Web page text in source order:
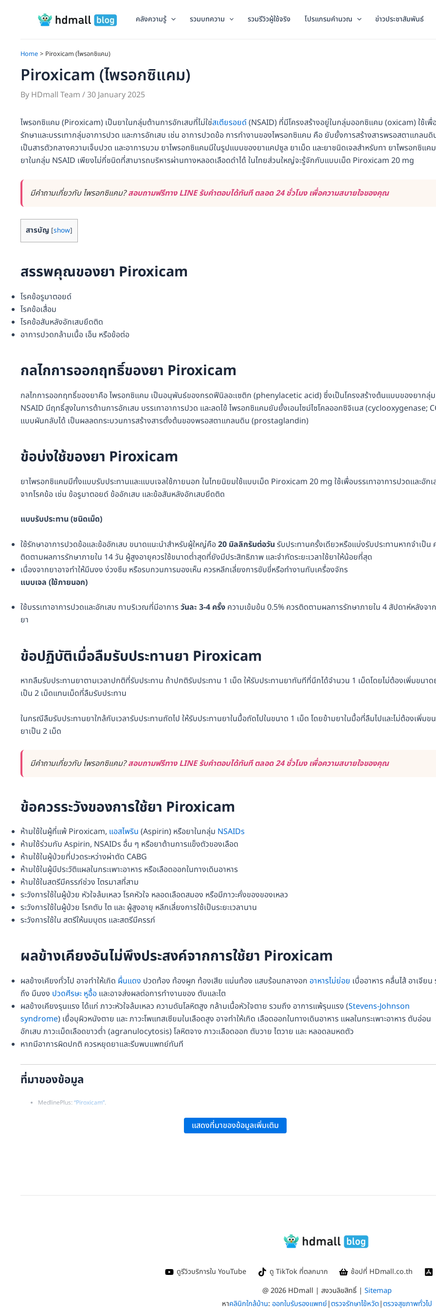
คลังความรู้ รวมบทความ รวมรีวิวผู้ใช้จริง โปรแกรมคำนวณ ข่าวประชาสัมพันธ์
Home Piroxicam (ไพรอกซิแคม)
Piroxicam (ไพรอกซิแคม)
By HDmall Team /30 January 2025
ไพรอกซิแคม (Piroxicam) เป็นยาในกลุ่มต้านการอักเสบที่ไม่ใช่สเตียรอยด์(NSAID) ที่มีโครงสร้างอยู่ในกลุ่มออกซิแคม (oxicam) ใช้เพื่
รักษาและบรรเทากลุ่มอาการปวด และการอักเสบ เช่น อาการปวดข้อ การทำงานของไพรอกซิแคม คือ ยับยั้งการสร้างสารพรอสตาแกลน
เป็นสารตัวกลางความเจ็บปวด และอาการบวม ยาไพรอกซิแคมมีในรูปแบบของยาแคปซูล ยาเม็ด และยาชนิดเจลสำหรับทา ยาไพรอกซิแค
ยาในกลุ่ม NSAID เพียงไม่กี่ชนิดที่สามารถบริหารผ่านทางหลอดเลือดดำได้ ในไทยส่วนใหญ่จะรู้จักกับแบบเม็ด Piroxicam 20 mg
มีคำถามเกี่ยวกับ ไพรอกซิแคม?สอบถามฟรีทาง LINE รับคำตอบได้ทันที ตลอด 24 ชั่วโมง เพื่อความสบายใจของคุณ
สารบัญ [show]
สรรพคุณของยา Piroxicam
โรคข้อรูมาตอยด์
โรคข้อเสื่อม
โรคข้อสันหลังอักเสบยึดติด
อาการปวดกล้ามเนื้อ เอ็น หรือข้อต่อ
กลไกการออกฤทธิ์ของยา Piroxicam
กลไกการออกฤทธิ์ของยาคือ ไพรอกซิแคม เป็นอนุพันธ์ของกรดฟีนิลอะเซติก (phenylacetic acid) ซึ่งเป็นโครงสร้างต้นแบบของยากลุ่ม
NSAID มีฤทธิ์สูงในการต้านการอักเสบ บรรเทาอาการปวด และลดไข้ ไพรอกซิแคมยับยั้งเอนไซม์ไซโคลออกซิจิเนส (cyclooxygenase;
แบบผันกลับได้ เป็นผลลดกระบวนการสร้างสารตั้งต้นของพรอสตาแกลนดิน (prostaglandin)
ข้อบ่งใช้ของยา Piroxicam
ยาไพรอกซิแคมมีทั้งแบบรับประทานและแบบเจลใช้ภายนอก ในไทยนิยมใช้แบบเม็ด Piroxicam 20 mg ใช้เพื่อบรรเทาอาการปวดและอักเ
จากโรคข้อ เช่น ข้อรูมาตอยด์ ข้ออักเสบ และข้อสันหลังอักเสบยึดติด
แบบรับประทาน (ชนิดเม็ด)
ใช้รักษาอาการปวดข้อและข้ออักเสบ ขนาดแนะนำสำหรับผู้ใหญ่คือ20 มิลลิกรัมต่อวัน รับประทานครั้งเดียวหรือแบ่งรับประทานหากจำเป็น
ติดตามผลการรักษาภายใน 14 วัน ผู้สูงอายุควรใช้ขนาดต่ำสุดที่ยังมีประสิทธิภาพ และจำกัดระยะเวลาใช้ยาให้น้อยที่สุด
เนื่องจากยาอาจทำให้มึนงง ง่วงซึม หรือรบกวนการมองเห็น ควรหลีกเลี่ยงการขับขี่หรือทำงานกับเครื่องจักร
แบบเจล (ใช้ภายนอก)
ใช้บรรเทาอาการปวดและอักเสบ ทาบริเวณที่มีอาการวันละ 3-4 ครั้ง ความเข้มข้น 0.5% ควรติดตามผลการรักษาภายใน 4 สัปดาห์หลังจา
ยา
ข้อปฏิบัติเมื่อลืมรับประทานยา Piroxicam
หากลืมรับประทานยาตามเวลาปกติที่รับประทาน ถ้าปกติรับประทาน 1 เม็ด ให้รับประทานยาทันทีที่นึกได้จำนวน 1 เม็ดโดยไม่ต้องเพิ่มขนาด
เป็น 2 เม็ดแทนเม็ดที่ลืมรับประทาน
ในกรณีลืมรับประทานยาใกล้กับเวลารับประทานถัดไป ให้รับประทานยาในมื้อถัดไปในขนาด 1 เม็ด โดยข้ามยาในมื้อที่ลืมไปและไม่ต้องเพิ่มข
ยาเป็น 2 เม็ด
มีคำถามเกี่ยวกับ ไพรอกซิแคม?สอบถามฟรีทาง LINE รับคำตอบได้ทันที ตลอด 24 ชั่วโมง เพื่อความสบายใจของคุณ
ข้อควรระวังของการใช้ยา Piroxicam
ห้ามใช้ในผู้ที่แพ้ Piroxicam, แอสไพริน (Aspirin) หรือยาในกลุ่ม NSAIDs
ห้ามใช้ร่วมกับ Aspirin, NSAIDs อื่น ๆ หรือยาต้านการแข็งตัวของเลือด
ห้ามใช้ในผู้ป่วยที่ปวดระหว่างผ่าตัด CABG
ห้ามใช้ในผู้มีประวัติแผลในกระเพาะอาหาร หรือเลือดออกในทางเดินอาหาร
ห้ามใช้ในสตรีมีครรภ์ช่วง ไตรมาสที่สาม
ระวังการใช้ในผู้ป่วย หัวใจล้มเหลว โรคหัวใจ หลอดเลือดสมอง หรือมีภาวะคั่งของของเหลว
ระวังการใช้ในผู้ป่วย โรคตับ ไต และ ผู้สูงอายุ หลีกเลี่ยงการใช้เป็นระยะเวลานาน
ระวังการใช้ใน สตรีให้นมบุตร และสตรีมีครรภ์
ผลข้างเคียงอันไม่พึงประสงค์จากการใช้ยา Piroxicam
ผลข้างเคียงทั่วไป อาจทำให้เกิด ผื่นแดง ปวดท้อง ท้องผูก ท้องเสีย แน่นท้อง แสบร้อนกลางอก อาหารไม่ย่อย เบื่ออาหาร คลื่นไส้ อาเจียน
ถึง มึนงง ปวดศีรษะ หูอื้อ และอาจส่งผลต่อการทำงานของ ตับและไต
ผลข้างเคียงรุนแรง ได้แก่ ภาวะหัวใจล้มเหลว ความดันโลหิตสูง กล้ามเนื้อหัวใจตาย รวมถึง อาการแพ้รุนแรง (Stevens-Johnson
syndrome) เยื่อบุผิวหนังตาย และ ภาวะโพแทสเซียมในเลือดสูง อาจทำให้เกิด เลือดออกในทางเดินอาหาร แผลในกระเพาะอาหาร ตับอ่อน
อักเสบ ภาวะเม็ดเลือดขาวต่ำ (agranulocytosis) โลหิตจาง ภาวะเลือดออก ตับวาย ไตวาย และ หลอดลมหดตัว
หากมีอาการผิดปกติ ควรหยุดยาและรีบพบแพทย์ทันที
ที่มาของข้อมูล
MedlinePlus: “Piroxicam”.
“Piroxicam, Feldene: Drug Facts, Side Effects, Dosage, and Uses”.
แสดงที่มาของข้อมูลเพิ่มเติม
ดูรีวิวบริการใน YouTube ดู TikTok ที่ตลกมาก ช้อปที่ HDmall.co.th
@ 2026 HDmall | สงวนลิขสิทธิ์ | Sitemap
หาคลินิกใกล้บ้าน: ออกใบรับรองแพทย์|ตรวจรักษาไข้หวัด|ตรวจสุขภาพทั่วไป